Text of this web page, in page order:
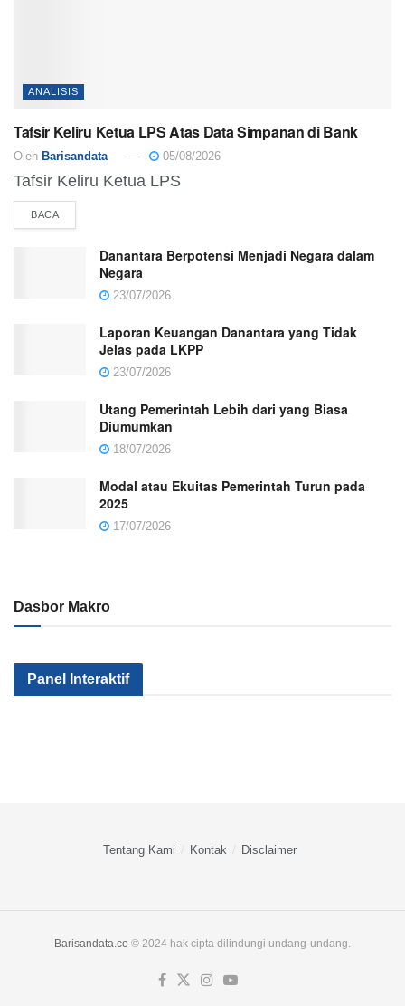
ANALISIS
Tafsir Keliru Ketua LPS Atas Data Simpanan di Bank
Oleh Barisandata 05/08/2026
Tafsir Keliru Ketua LPS
BACA
Danantara Berpotensi Menjadi Negara dalam
Negara
23/07/2026
Laporan Keuangan Danantara yang Tidak
Jelas pada LKPP
23/07/2026
Utang Pemerintah Lebih dari yang Biasa
Diumumkan
18/07/2026
Modal atau Ekuitas Pemerintah Turun pada
2025
17/07/2026
Dasbor Makro
Panel Interaktif
Kenapa Sektor
Industri Kita Tak
Tentang Kami Kontak Disclaimer
Barisandata.co © 2024 hak cipta dilindungi undang-undang.